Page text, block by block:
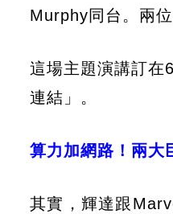
Murphy同台。兩
這場主題演講訂在
連結」。
算力加網路！兩大
其實，輝達跟